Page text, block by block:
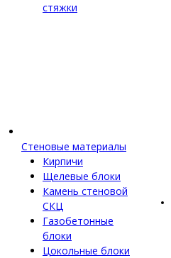
стяжки
Стеновые материалы
Кирпичи
Щелевые блоки
Камень стеновой
СКЦ
Газобетонные
блоки
Цокольные блоки